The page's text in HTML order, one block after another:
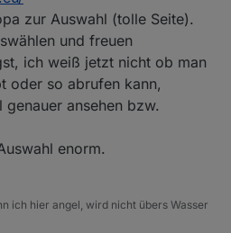
zur Auswahl (tolle Seite).
und freuen
ich weiß jetzt nicht ob man
oder so abrufen kann,
ansehen bzw.
enorm.
ich hier angel, wird nicht übers Wasser